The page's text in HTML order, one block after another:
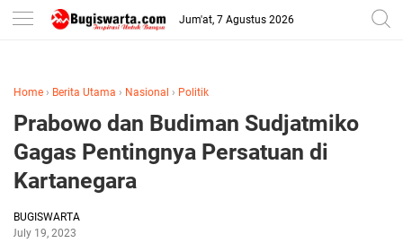
-->
Jum'at, 7 Agustus 2026
Home › Berita Utama › Nasional › Politik
Prabowo dan Budiman Sudjatmiko
Gagas Pentingnya Persatuan di
Kartanegara
BUGISWARTA
July 19, 2023